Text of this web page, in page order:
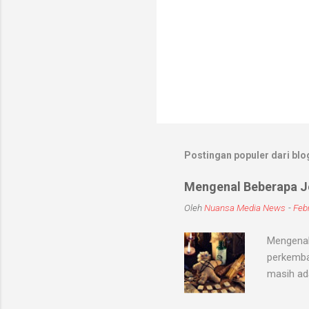
Postingan populer dari
Mengenal Beberapa
OlehNuansa Media News -
masih